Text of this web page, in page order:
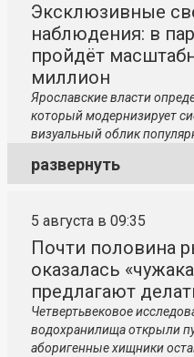
Эксклюзивные
наблюдения: в
пройдёт
миллион
Ярославские власти
который модернизирует
визуальный облик
развернуть
5 августа в 09:35
Почти половина
оказалась
предлагают
Четвертьвековое
водохранилища открыли
аборигенные хищники